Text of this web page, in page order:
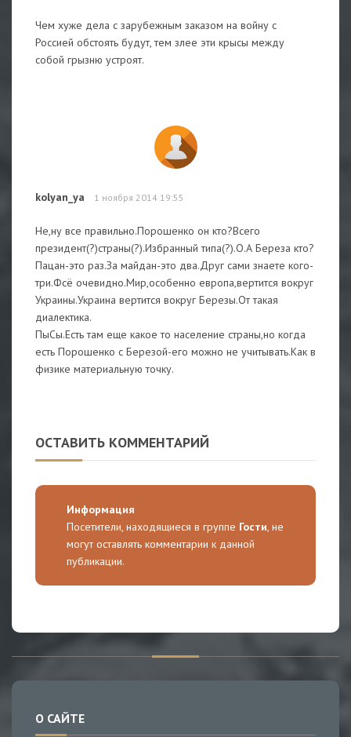
Чем хуже дела с зарубежным заказом на войну с
Россией обстоять будут, тем злее эти крысы между
собой грызню устроят.
kolyan_ya 1 ноября 2014 19:55
Не,ну все правильно.Порошенко он кто?Всего
президент(?)страны(?).Избранный типа(?).О.А Береза кто?
Пацан-это раз.За майдан-это два.Друг сами знаете кого-
три.Фсё очевидно.Мир,особенно европа,вертится вокруг
Украины.Украина вертится вокруг Березы.От такая
диалектика.
ПыСы.Есть там еще какое то население страны,но когда
есть Порошенко с Березой-его можно не учитывать.Как в
физике материальную точку.
ОСТАВИТЬ КОММЕНТАРИЙ
Информация
Посетители, находящиеся в группе Гости, не
могут оставлять комментарии к данной
публикации.
О САЙТЕ